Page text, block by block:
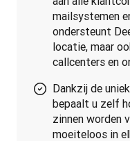
mailsystemen
ondersteunt
locatie, maar
callcenters en
Dankzij de
bepaalt u zelf
zinnen worden
moeiteloos in